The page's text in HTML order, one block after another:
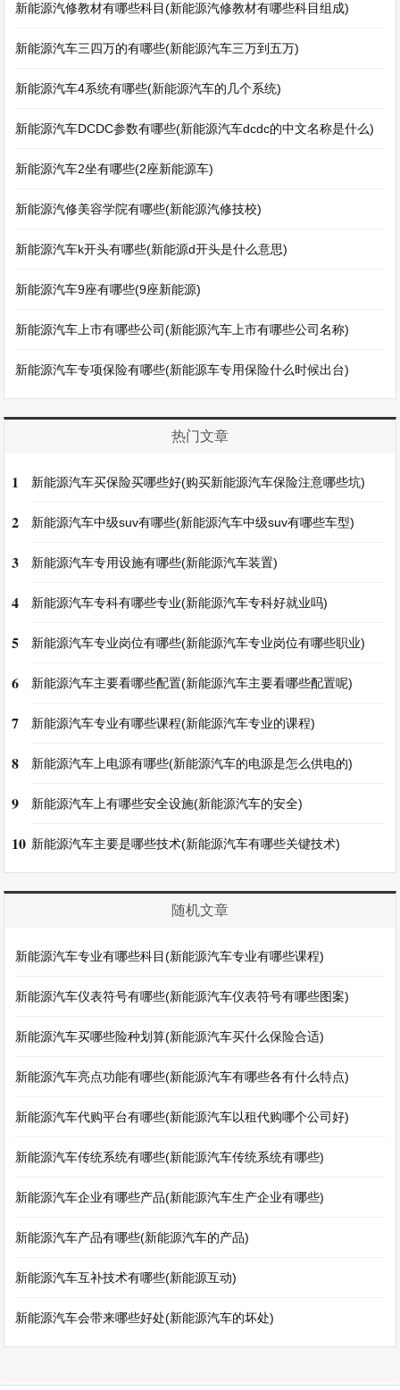
新能源汽修教材有哪些科目(新能源汽修教材有哪些科目组成)
新能源汽车三四万的有哪些(新能源汽车三万到五万)
新能源汽车4系统有哪些(新能源汽车的几个系统)
新能源汽车DCDC参数有哪些(新能源汽车dcdc的中文名称是什么)
新能源汽车2坐有哪些(2座新能源车)
新能源汽修美容学院有哪些(新能源汽修技校)
新能源汽车k开头有哪些(新能源d开头是什么意思)
新能源汽车9座有哪些(9座新能源)
新能源汽车上市有哪些公司(新能源汽车上市有哪些公司名称)
新能源汽车专项保险有哪些(新能源车专用保险什么时候出台)
热门文章
1 新能源汽车买保险买哪些好(购买新能源汽车保险注意哪些坑)
2 新能源汽车中级suv有哪些(新能源汽车中级suv有哪些车型)
3 新能源汽车专用设施有哪些(新能源汽车装置)
4 新能源汽车专科有哪些专业(新能源汽车专科好就业吗)
5 新能源汽车专业岗位有哪些(新能源汽车专业岗位有哪些职业)
6 新能源汽车主要看哪些配置(新能源汽车主要看哪些配置呢)
7 新能源汽车专业有哪些课程(新能源汽车专业的课程)
8 新能源汽车上电源有哪些(新能源汽车的电源是怎么供电的)
9 新能源汽车上有哪些安全设施(新能源汽车的安全)
10 新能源汽车主要是哪些技术(新能源汽车有哪些关键技术)
随机文章
新能源汽车专业有哪些科目(新能源汽车专业有哪些课程)
新能源汽车仪表符号有哪些(新能源汽车仪表符号有哪些图案)
新能源汽车买哪些险种划算(新能源汽车买什么保险合适)
新能源汽车亮点功能有哪些(新能源汽车有哪些各有什么特点)
新能源汽车代购平台有哪些(新能源汽车以租代购哪个公司好)
新能源汽车传统系统有哪些(新能源汽车传统系统有哪些)
新能源汽车企业有哪些产品(新能源汽车生产企业有哪些)
新能源汽车产品有哪些(新能源汽车的产品)
新能源汽车互补技术有哪些(新能源互动)
新能源汽车会带来哪些好处(新能源汽车的坏处)